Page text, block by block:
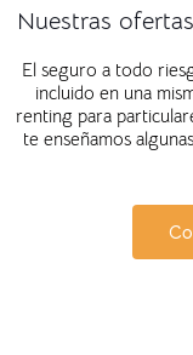
Nuestras
El seguro a todo
incluido en una
renting para
te enseñamos